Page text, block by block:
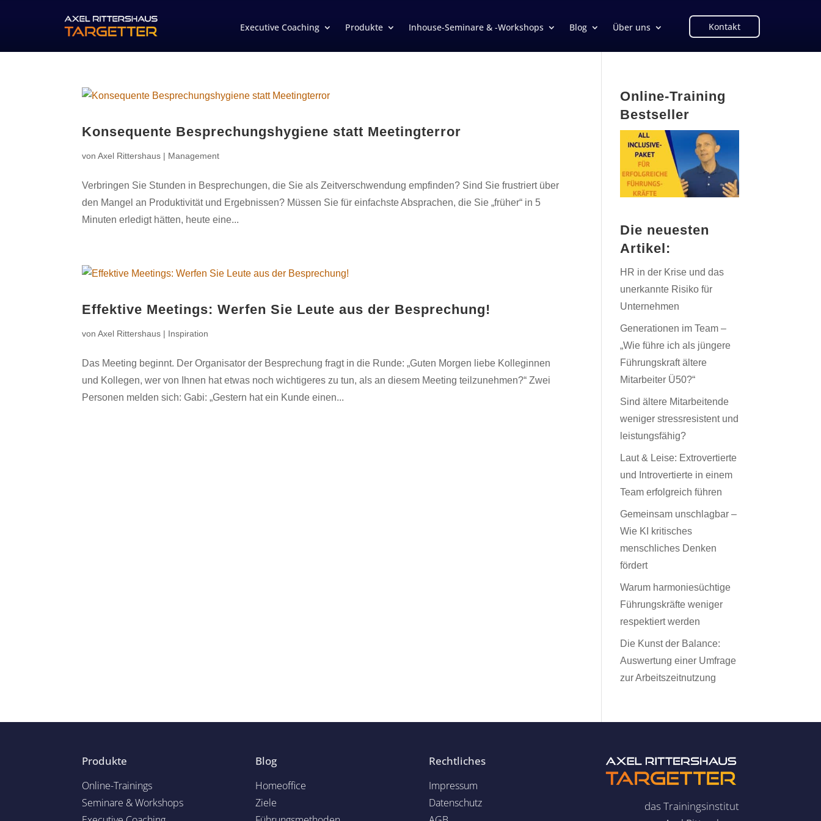
Executive Coaching Produkte Inhouse-Seminare & -Workshops Blog Über uns Kontakt
Konsequente Besprechungshygiene statt Meetingterror
vonAxel Rittershaus | Management
Verbringen Sie Stunden in Besprechungen, die Sie als Zeitverschwendung empfinden? Sind Sie frustriert über
den Mangel an Produktivität und Ergebnissen? Müssen Sie für einfachste Absprachen, die Sie „früher“ in 5
Minuten erledigt hätten, heute eine...
Effektive Meetings: Werfen Sie Leute aus der Besprechung!
vonAxel Rittershaus | Inspiration
Das Meeting beginnt. Der Organisator der Besprechung fragt in die Runde: „Guten Morgen liebe Kolleginnen
und Kollegen, wer von Ihnen hat etwas noch wichtigeres zu tun, als an diesem Meeting teilzunehmen?“ Zwei
Personen melden sich: Gabi: „Gestern hat ein Kunde einen...
Online-Training
Bestseller
Die neuesten
Artikel:
HR in der Krise und das
unerkannte Risiko für
Unternehmen
Generationen im Team –
„Wie führe ich als jüngere
Führungskraft ältere
Mitarbeiter Ü50?“
Sind ältere Mitarbeitende
weniger stressresistent und
leistungsfähig?
Laut & Leise: Extrovertierte
und Introvertierte in einem
Team erfolgreich führen
Gemeinsam unschlagbar –
Wie KI kritisches
menschliches Denken
fördert
Warum harmoniesüchtige
Führungskräfte weniger
respektiert werden
Die Kunst der Balance:
Auswertung einer Umfrage
zur Arbeitszeitnutzung
Produkte
Online-Trainings
Seminare & Workshops
Blog
Homeoffice
Ziele
Rechtliches
Impressum
Datenschutz
das Trainingsinstitut